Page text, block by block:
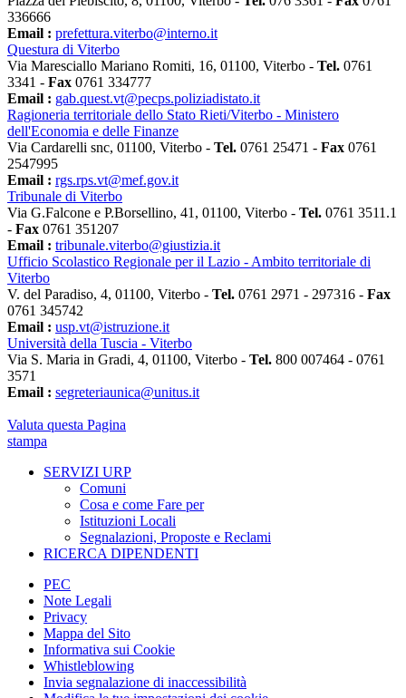
336666
Email : prefettura.viterbo@interno.it
Questura di Viterbo
Via Maresciallo Mariano Romiti, 16, 01100, Viterbo - Tel. 0761
3341 - Fax 0761 334777
Email : gab.quest.vt@pecps.poliziadistato.it
Ragioneria territoriale dello Stato Rieti/Viterbo - Ministero
dell'Economia e delle Finanze
Via Cardarelli snc, 01100, Viterbo - Tel. 0761 25471 - Fax 0761
2547995
Email : rgs.rps.vt@mef.gov.it
Tribunale di Viterbo
Via G.Falcone e P.Borsellino, 41, 01100, Viterbo - Tel. 0761 3511.1
- Fax 0761 351207
Email : tribunale.viterbo@giustizia.it
Ufficio Scolastico Regionale per il Lazio - Ambito territoriale di
Viterbo
V. del Paradiso, 4, 01100, Viterbo - Tel. 0761 2971 - 297316 - Fax
0761 345742
Email : usp.vt@istruzione.it
Università della Tuscia - Viterbo
Via S. Maria in Gradi, 4, 01100, Viterbo - Tel. 800 007464 - 0761
3571
Email : segreteriaunica@unitus.it
Valuta questa Pagina
stampa
SERVIZI URP
Comuni
Cosa e come Fare per
Istituzioni Locali
Segnalazioni, Proposte e Reclami
RICERCA DIPENDENTI
PEC
Note Legali
Privacy
Mappa del Sito
Informativa sui Cookie
Whistleblowing
Invia segnalazione di inaccessibilità